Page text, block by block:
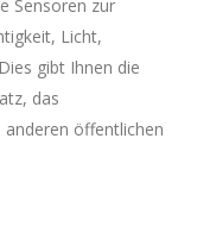
Sensoren zur
Licht,
gibt Ihnen die
das
öffentlichen